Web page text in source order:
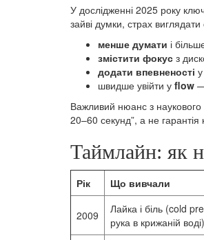
У дослідженні 2025 року
зайві думки, страх
менше думати і
змістити фокус з
додати впевненості
швидше увійти у flow
Важливий нюанс з наукового
20–60 секунд”, а не
Таймлайн: як
Рік Що вивчали
2009
Лайка і біль (cold
рука в крижаній воді)